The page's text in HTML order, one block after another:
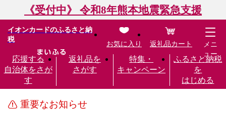
《受付中》 令和8年熊本地震緊急支援
イオンカードのふるさと納
税
応援する
自治体をさが
す
返礼品を
さがす
特集・
キャンペーン
ふるさと納税
を
はじめる
お気に入り 返礼品カート
メニ
ュー
重要なお知らせ